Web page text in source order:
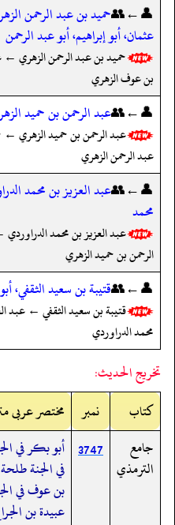
👤←👥حميد بن عبد الرحمن
عثمان، أبو إبراهيم، أبو عبد الرحمن
حميد بن عبد الرحمن الزهري ←
بن عوف الزهري
👤←👥عبد الرحمن بن حميد
عبد الرحمن بن حميد الزهري
عبد الرحمن الزهري
👤←👥عبد العزيز بن محمد
محمد
عبد العزيز بن محمد
الرحمن بن حميد الزهري
👤←👥قتيبة بن سعيد الثقفي،
قتيبة بن سعيد الثقفي ← عبد
محمد الدراوردي
تخريج الحديث:
کتاب
نمبر
مختصر عربی
جامع
الترمذي
3747 أبو بكر في
في الجنة
بن عوف في
عبيدة بن